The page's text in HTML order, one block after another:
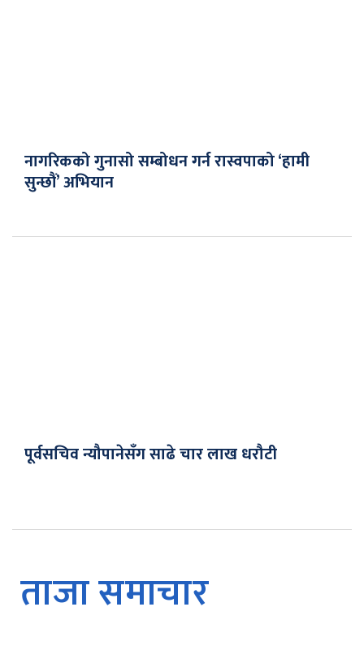
नागरिकको गुनासो सम्बोधन गर्न रास्वपाको ‘हामी
सुन्छौं’ अभियान
पूर्वसचिव न्यौपानेसँग साढे चार लाख धरौटी
ताजा समाचार